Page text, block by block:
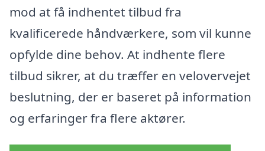
mod at få indhentet tilbud fra
kvalificerede håndværkere, som vil kunne
opfylde dine behov. At indhente flere
tilbud sikrer, at du træffer en velovervejet
beslutning, der er baseret på information
og erfaringer fra flere aktører.